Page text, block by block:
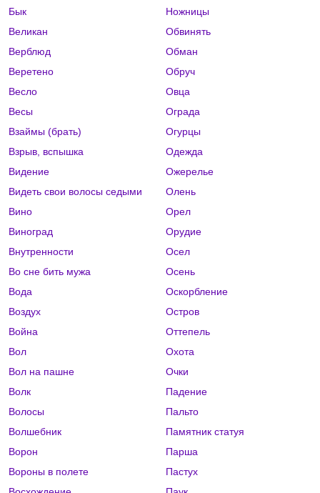
Бык
Великан
Верблюд
Веретено
Весло
Весы
Взаймы (брать)
Взрыв, вспышка
Видение
Видеть свои волосы седыми
Вино
Виноград
Внутренности
Во сне бить мужа
Вода
Воздух
Война
Вол
Вол на пашне
Волк
Волосы
Волшебник
Ворон
Вороны в полете
Ножницы
Обвинять
Обман
Обруч
Овца
Ограда
Огурцы
Одежда
Ожерелье
Олень
Орел
Орудие
Осел
Осень
Оскорбление
Остров
Оттепель
Охота
Очки
Падение
Пальто
Памятник статуя
Парша
Пастух